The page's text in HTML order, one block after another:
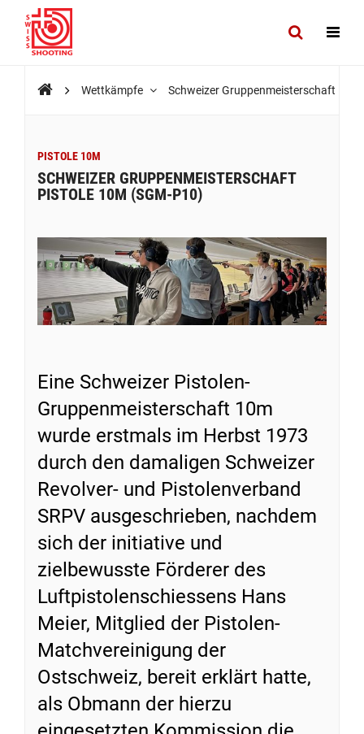
Wettkämpfe Schweizer Gruppenmeisterschaft
PISTOLE 10M
SCHWEIZER GRUPPENMEISTERSCHAFT
PISTOLE 10M (SGM-P10)
Eine Schweizer Pistolen-
Gruppenmeisterschaft 10m
wurde erstmals im Herbst 1973
durch den damaligen Schweizer
Revolver- und Pistolenverband
SRPV ausgeschrieben, nachdem
sich der initiative und
zielbewusste Förderer des
Luftpistolenschiessens Hans
Meier, Mitglied der Pistolen-
Matchvereinigung der
Ostschweiz, bereit erklärt hatte,
als Obmann der hierzu